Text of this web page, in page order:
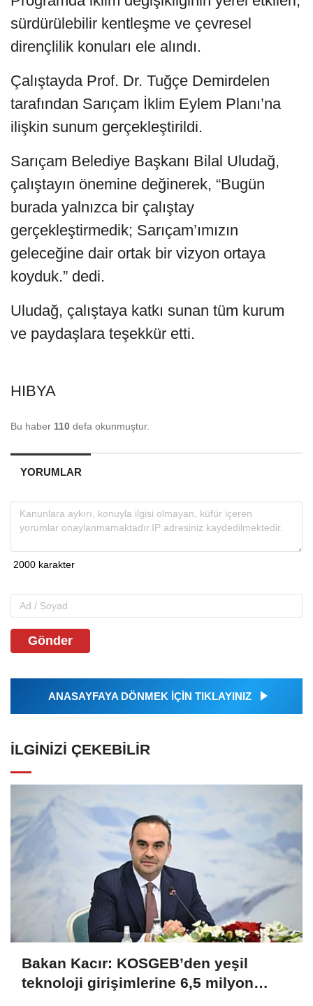
sürdürülebilir kentleşme ve çevresel
dirençlilik konuları ele alındı.
Çalıştayda Prof. Dr. Tuğçe Demirdelen
tarafından Sarıçam İklim Eylem Planı’na
ilişkin sunum gerçekleştirildi.
Sarıçam Belediye Başkanı Bilal Uludağ,
çalıştayın önemine değinerek, “Bugün
burada yalnızca bir çalıştay
gerçekleştirmedik; Sarıçam’ımızın
geleceğine dair ortak bir vizyon ortaya
koyduk.” dedi.
Uludağ, çalıştaya katkı sunan tüm kurum
ve paydaşlara teşekkür etti.
HIBYA
Bu haber 110 defa okunmuştur.
YORUMLAR
Gönder
ANASAYFAYA DÖNMEK İÇİN TIKLAYINIZ
İLGINIZI ÇEKEBILIR
Bakan Kacır: KOSGEB’den yeşil
teknoloji girişimlerine 6,5 milyon